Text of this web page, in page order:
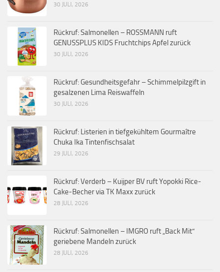
30 JULI, 2026
Rückruf: Salmonellen – ROSSMANN ruft
GENUSSPLUS KIDS Fruchtchips Apfel zurück
30 JULI, 2026
Rückruf: Gesundheitsgefahr – Schimmelpilzgift in
gesalzenen Lima Reiswaffeln
30 JULI, 2026
Rückruf: Listerien in tiefgekühltem Gourmaître
Chuka Ika Tintenfischsalat
29 JULI, 2026
Rückruf: Verderb – Kuijper BV ruft Yopokki Rice-
Cake-Becher via TK Maxx zurück
28 JULI, 2026
Rückruf: Salmonellen – IMGRO ruft „Back Mit“
geriebene Mandeln zurück
28 JULI, 2026